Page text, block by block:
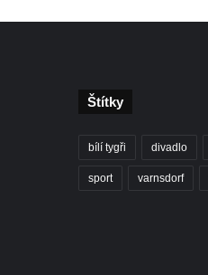
Štítky
bílí tygři divadlo
sport varnsdorf